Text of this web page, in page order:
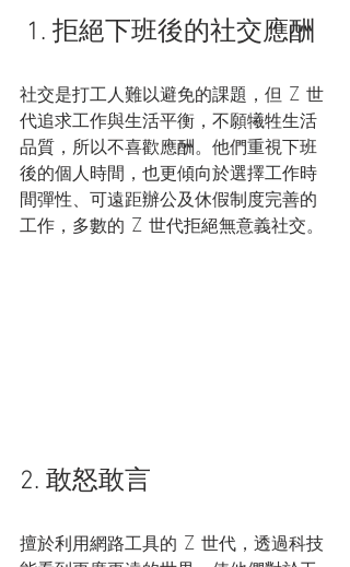
1. 拒絕下班後的社交應酬
社交是打工人難以避免的課題，但 Z 世
代追求工作與生活平衡，不願犧牲生活
品質，所以不喜歡應酬。他們重視下班
後的個人時間，也更傾向於選擇工作時
間彈性、可遠距辦公及休假制度完善的
工作，多數的 Z 世代拒絕無意義社交。
2. 敢怒敢言
擅於利用網路工具的 Z 世代，透過科技